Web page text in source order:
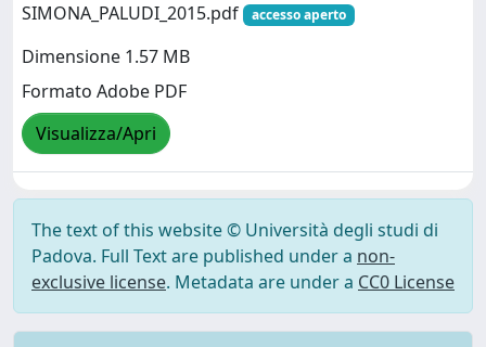
SIMONA_PALUDI_2015.pdf
accesso aperto
Dimensione 1.57 MB
Formato Adobe PDF
Visualizza/Apri
The text of this website © Università degli studi di
Padova. Full Text are published under a non-
exclusive license. Metadata are under a CC0 License